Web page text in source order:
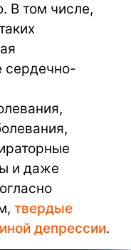
В том числе,
сердечно-
и даже
твердые
депрессии.